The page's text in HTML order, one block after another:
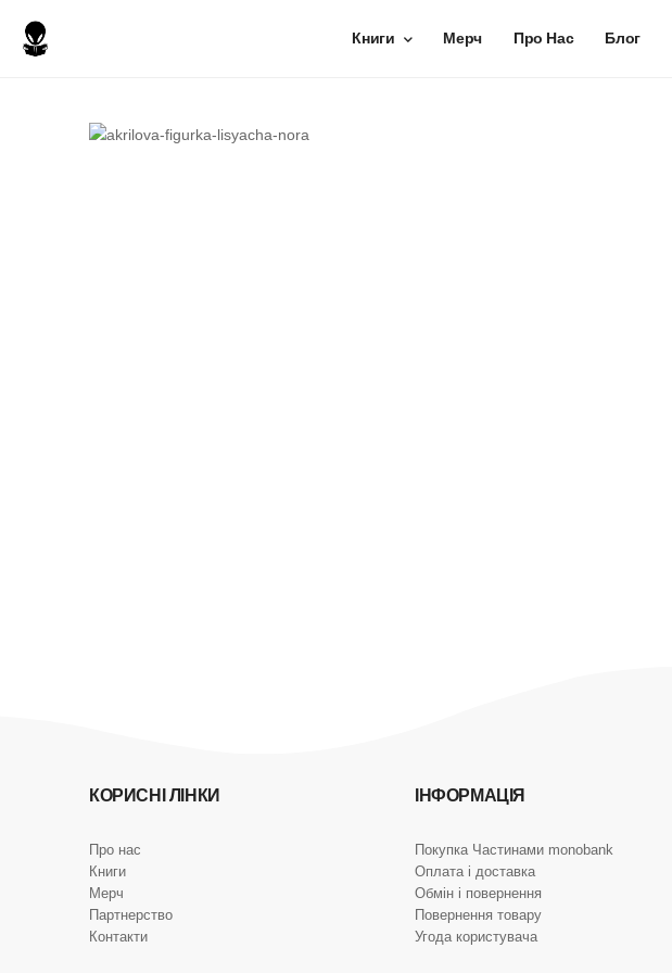
Книги Мерч Про Нас Блог
КОРИСНІ ЛІНКИ
Про нас
Книги
Мерч
Партнерство
Контакти
ІНФОРМАЦІЯ
Покупка Частинами monobank
Оплата і доставка
Обмін і повернення
Повернення товару
Угода користувача